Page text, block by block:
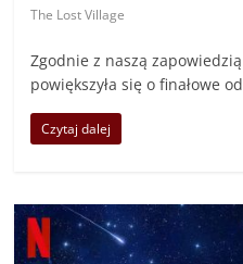
The Lost Village
Zgodnie z naszą
powiększyła się o finałowe
Czytaj dalej